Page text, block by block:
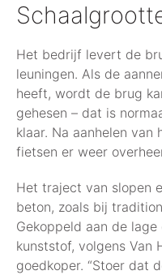
Het bedrijf levert de
leuningen. Als de
heeft, wordt de brug
gehesen – dat is
klaar. Na aanhelen
fietsen er weer
Het traject van slopen
beton, zoals bij
Gekoppeld aan de
kunststof, volgens Van
goedkoper. “Stoer dat